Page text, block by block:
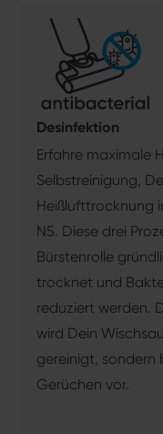
Desinfektion
Erfahre maximale
Selbstreinigung,
Heißlufttrocknung
N5. Diese drei
Bürstenrolle
trocknet und
reduziert werden.
wird Dein
gereinigt, sondern
Gerüchen vor.